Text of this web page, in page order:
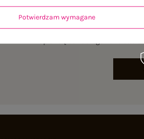
Potwierdzam wymagane